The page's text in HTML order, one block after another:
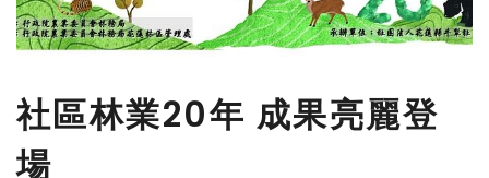
社區林業20年 成果亮麗登
場